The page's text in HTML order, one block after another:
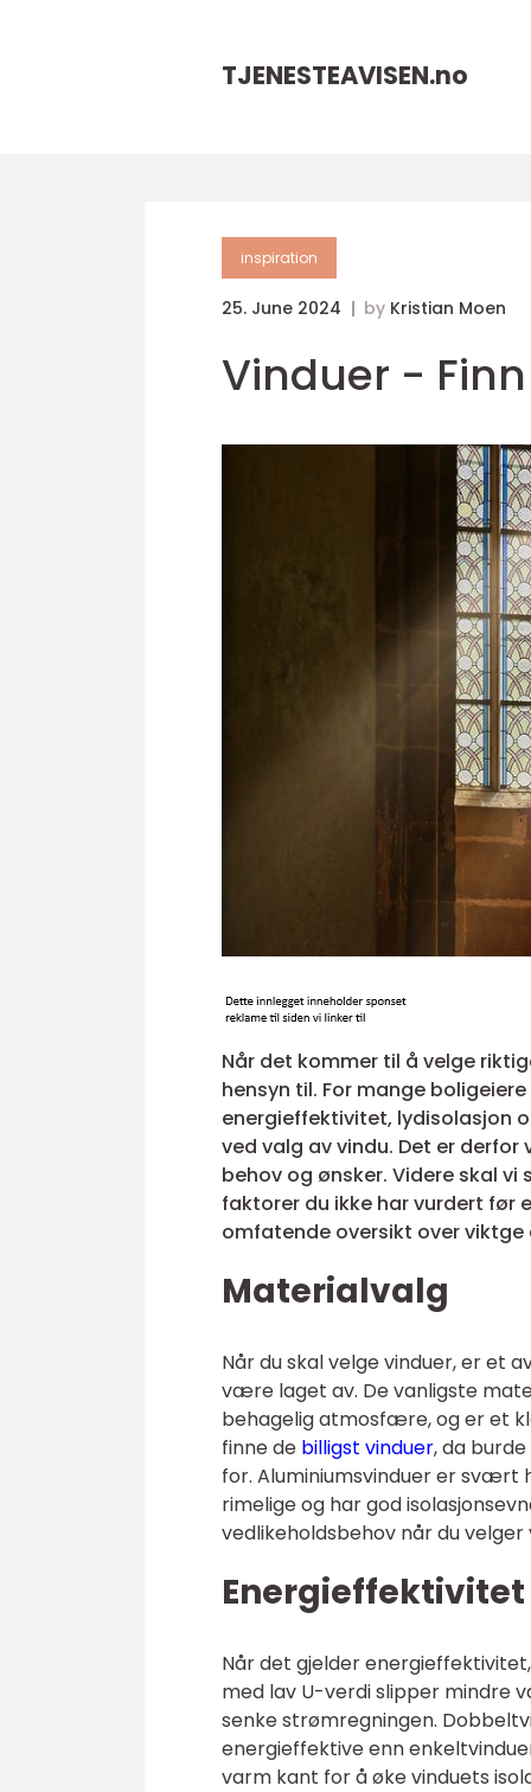
TJENESTEAVISEN.no
inspiration
25. June 2024 by Kristian Moen
Vinduer -
Når det kommer til å velge
hensyn til. For mange
energieffektivitet, lydisolasjon
ved valg av vindu. Det er
behov og ønsker. Videre skal
faktorer du ikke har vurdert før
omfatende oversikt over
Materialvalg
Når du skal velge vinduer, er et
være laget av. De vanligste
behagelig atmosfære, og er et
finne de billigst vinduer, da
for. Aluminiumsvinduer er svært
rimelige og har god
vedlikeholdsbehov når du
Energieffektivitet
Når det gjelder
med lav U-verdi slipper mindre
senke strømregningen.
energieffektive enn
varm kant for å øke vinduets